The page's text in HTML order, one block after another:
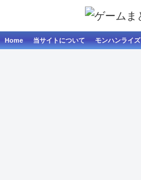
Home 当サイトについて モンハンライズ